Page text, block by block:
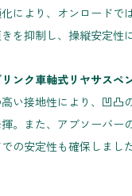
により、オンロードで
を抑制し、操縦安定性
ンク車軸式リヤサスペ
い接地性により、凹凸
。また、アブソーバー
の安定性も確保しました